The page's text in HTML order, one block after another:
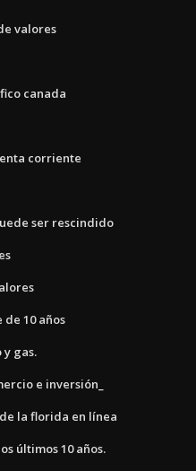
valores
canada
corriente
ser rescindido
10 años
gas.
e inversión_
la florida en línea
últimos 10 años.